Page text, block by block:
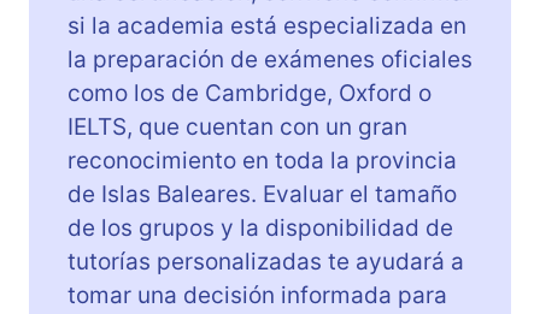
si la academia está especializada en
la preparación de exámenes oficiales
como los de Cambridge, Oxford o
IELTS, que cuentan con un gran
reconocimiento en toda la provincia
de Islas Baleares. Evaluar el tamaño
de los grupos y la disponibilidad de
tutorías personalizadas te ayudará a
tomar una decisión informada para